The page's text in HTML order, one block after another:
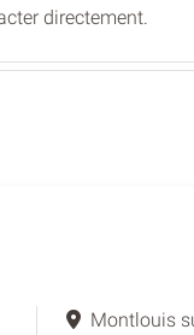
directement.
Montlouis